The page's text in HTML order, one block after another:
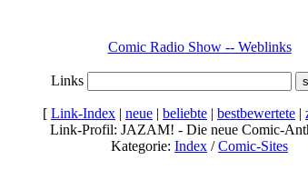
Comic Radio Show -- Weblinks
Links
[ Link-Index | neue | beliebte | bestbewertete |
Link-Profil: JAZAM! - Die neue Comic-
Kategorie: Index /Comic-Sites